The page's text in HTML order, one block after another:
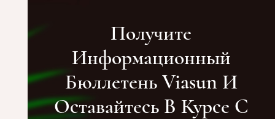
Получите
Информационный
Бюллетень Viasun И
Оставайтесь В Курсе С